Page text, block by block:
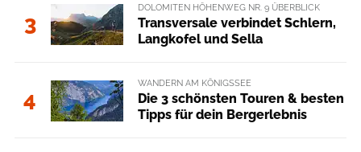
3
DOLOMITEN HÖHENWEG NR. 9 ÜBERBLICK
Transversale verbindet Schlern,
Langkofel und Sella
4
WANDERN AM KÖNIGSSEE
Die 3 schönsten Touren & besten
Tipps für dein Bergerlebnis